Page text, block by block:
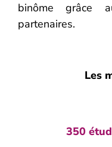
binôme grâce
partenaires.
Les
350